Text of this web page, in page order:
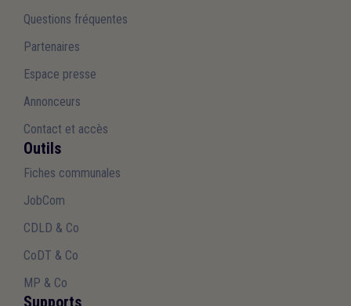
Questions fréquentes
Partenaires
Espace presse
Annonceurs
Contact et accès
Outils
Fiches communales
JobCom
CDLD & Co
CoDT & Co
MP & Co
Supports